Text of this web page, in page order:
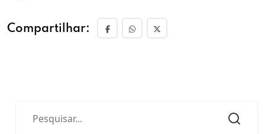
Compartilhar: